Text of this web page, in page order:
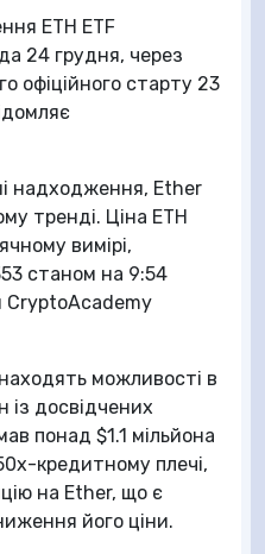
ETH ETF
24 грудня, через
офіційного старту 23
надходження, Ether
тренді. Ціна ETH
вимірі,
станом на 9:54
CryptoAcademy
можливості в
із досвідчених
понад $1.1 мільйона
кредитному плечі,
на Ether, що є
його ціни.